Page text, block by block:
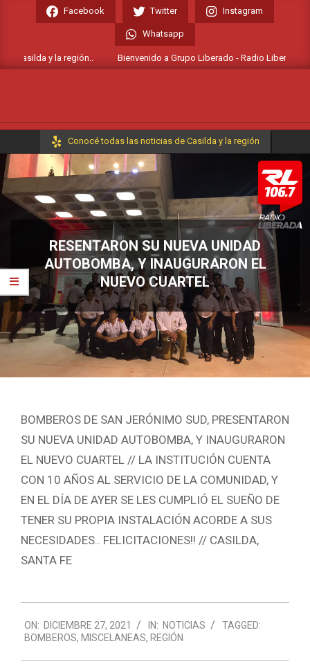
Facebook Twitter Instagram
Whatsapp
Casilda y la región.. Bienvenido a Grupo Liberado - Radio Liberada
Primary
Menu
Conocé todas las noticias de Casilda y la región
RESENTARON SU NUEVA UNIDAD
AUTOBOMBA, Y INAUGURARON EL
NUEVO CUARTEL
BOMBEROS DE SAN JERÓNIMO SUD, PRESENTARON
SU NUEVA UNIDAD AUTOBOMBA, Y INAUGURARON
EL NUEVO CUARTEL // LA INSTITUCIÓN CUENTA
CON 10 AÑOS AL SERVICIO DE LA COMUNIDAD, Y
EN EL DÍA DE AYER SE LES CUMPLIÓ EL SUEÑO DE
TENER SU PROPIA INSTALACIÓN ACORDE A SUS
NECESIDADES.. FELICITACIONES!! // CASILDA,
SANTA FE
12-
27
ON: DICIEMBRE 27, 2021 IN: NOTICIAS
TAGGED:
BOMBEROS, MISCELANEAS, REGIÓN